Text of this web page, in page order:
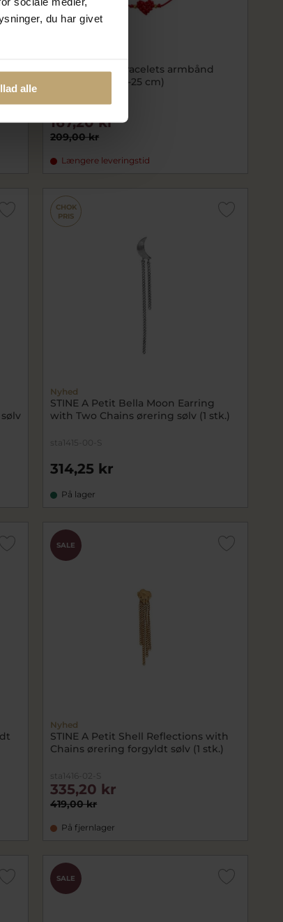
du har givet
alle
STINE A Love Bracelets armbånd
forgyldt sølv (17-25 cm)
209,00 kr
167,20 kr
Længere leveringstid
CHOK
PRIS
Nyhed
STINE A Petit Bella Moon Earring
with Two Chains ørering sølv (1 stk.)
sta1415-00-S
314,25 kr
På lager
SALE
Nyhed
STINE A Petit Shell Reflections with
Chains ørering forgyldt sølv (1 stk.)
sta1416-02-S
419,00 kr
335,20 kr
På fjernlager
SALE